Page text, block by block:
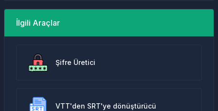
İlgili Araçlar
Şifre Üretici
VTT'den SRT'ye dönüştürücü